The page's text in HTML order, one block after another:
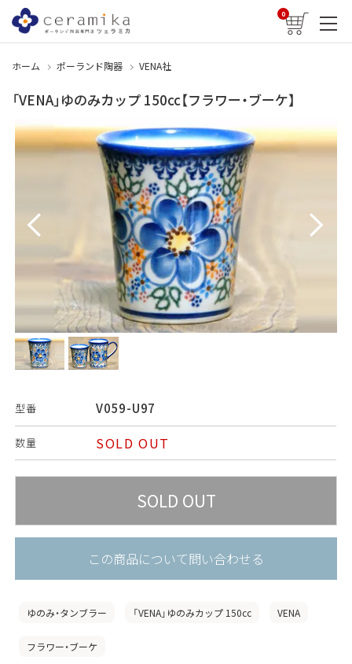
0
ホーム ポーランド陶器 VENA社
「VENA」ゆのみカップ 150cc【フラワー・ブーケ】
型番 V059-U97
数量 SOLD OUT
この商品について問い合わせる
ゆのみ・タンブラー 「VENA」ゆのみカップ 150cc VENA
フラワー・ブーケ